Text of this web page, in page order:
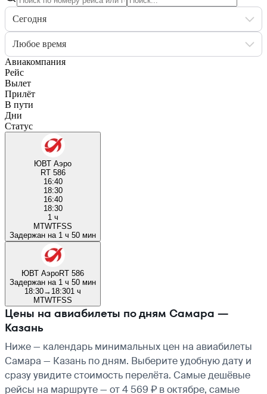
Сегодня
Любое время
Авиакомпания
Рейс
Вылет
Прилёт
В пути
Дни
Статус
ЮВТ Аэро
RT 586
16:40
18:30
16:40
18:30
1 ч
MTWTFSS
Задержан на 1 ч 50 мин
ЮВТ АэроRT 586
Задержан на 1 ч 50 мин
18:30→ 18:301 ч
MTWTFSS
Цены на авиабилеты по дням Самара —
Казань
Ниже — календарь минимальных цен на авиабилеты
Самара — Казань по дням. Выберите удобную дату и
сразу увидите стоимость перелёта. Самые дешёвые
рейсы на маршруте — от 4 569 ₽ в октябре, самые